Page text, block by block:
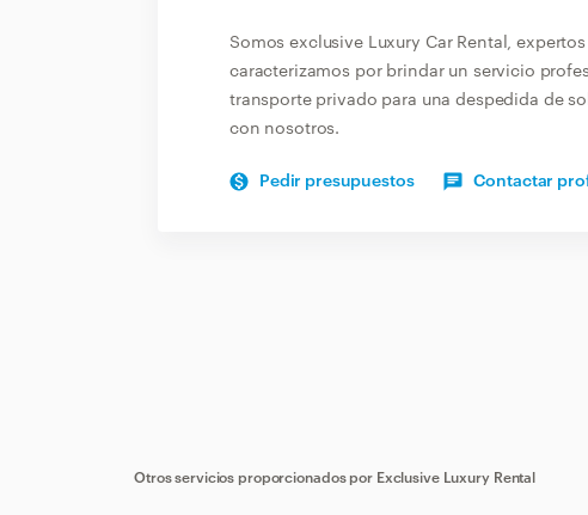
Somos exclusive Luxury Car Rental,
caracterizamos por brindar un servicio
transporte privado para una despedida de
con nosotros.
Pedir presupuestos Contactar
Otros servicios proporcionados por Exclusive Luxury Rental